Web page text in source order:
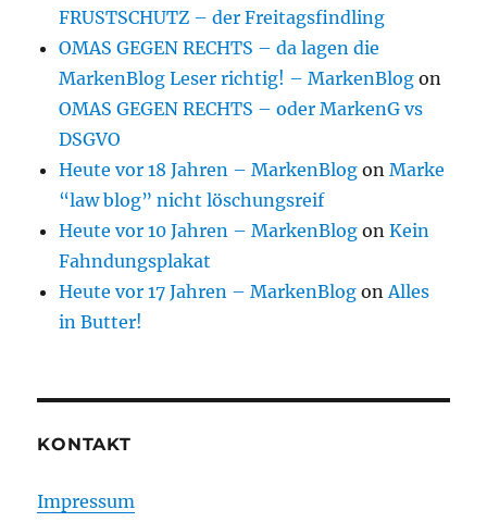
FRUSTSCHUTZ – der Freitagsfindling
OMAS GEGEN RECHTS – da lagen die
MarkenBlog Leser richtig! – MarkenBlog on
OMAS GEGEN RECHTS – oder MarkenG vs
DSGVO
Heute vor 18 Jahren – MarkenBlog onMarke
“law blog” nicht löschungsreif
Heute vor 10 Jahren – MarkenBlog onKein
Fahndungsplakat
Heute vor 17 Jahren – MarkenBlog onAlles
in Butter!
KONTAKT
Impressum